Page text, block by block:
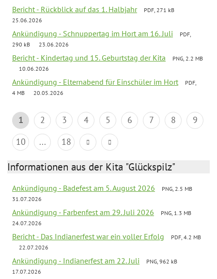
Bericht - Rückblick auf das 1. Halbjahr
PDF, 271 kB
25.06.2026
Ankündigung - Schnuppertag im Hort am 16. Juli
PDF,
290 kB
23.06.2026
Bericht - Kindertag und 15. Geburtstag der Kita
PNG, 2.2 MB
10.06.2026
Ankündigung - Elternabend für Einschüler im Hort
PDF,
4 MB
20.05.2026
1 2 3 4 5 6 7 8
9
10
... 18
Informationen aus der Kita "Glückspilz"
Ankündigung - Badefest am 5. August 2026
PNG, 2.5 MB
31.07.2026
Ankündigung - Farbenfest am 29. Juli 2026
PNG, 1.3 MB
24.07.2026
Bericht - Das Indianerfest war ein voller Erfolg
PDF, 4.2 MB
22.07.2026
Ankündigung - Indianerfest am 22. Juli
PNG, 962 kB
17.07.2026